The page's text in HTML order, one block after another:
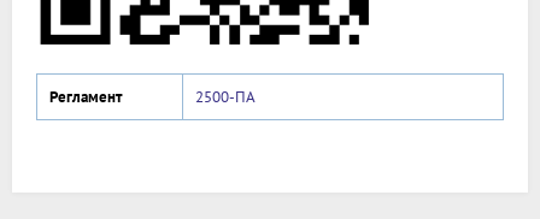
Регламент 2500-ПА